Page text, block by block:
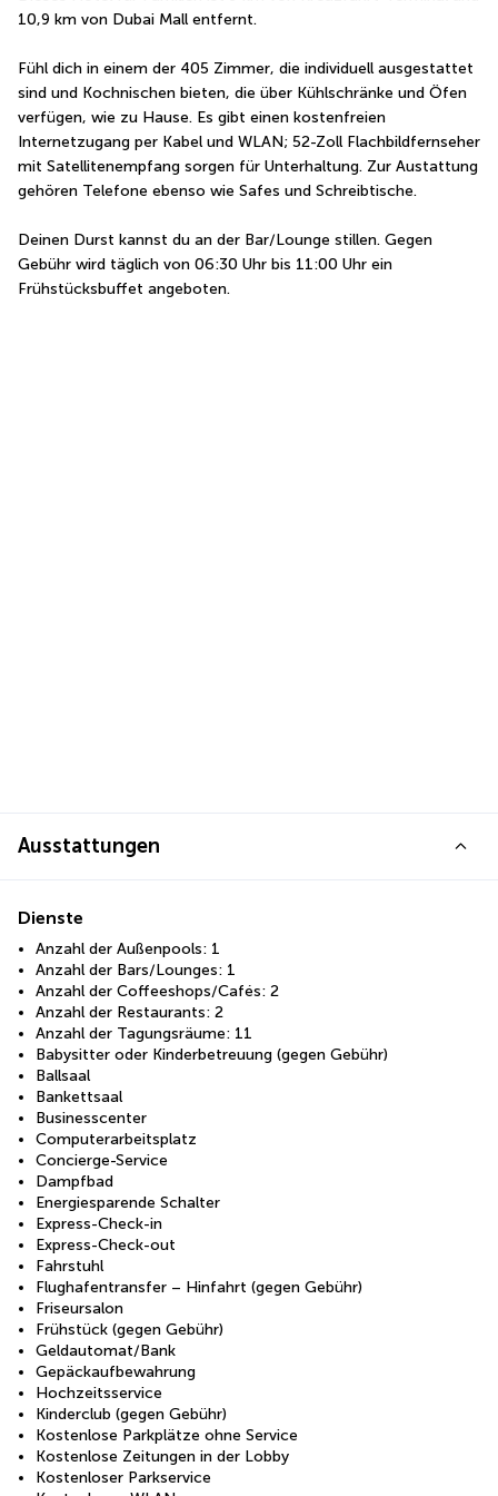
10,9 km von Dubai Mall entfernt.
Fühl dich in einem der 405 Zimmer, die individuell ausgestattet
sind und Kochnischen bieten, die über Kühlschränke und Öfen
verfügen, wie zu Hause. Es gibt einen kostenfreien
Internetzugang per Kabel und WLAN; 52-Zoll Flachbildfernseher
mit Satellitenempfang sorgen für Unterhaltung. Zur Austattung
gehören Telefone ebenso wie Safes und Schreibtische.
Deinen Durst kannst du an der Bar/Lounge stillen. Gegen
Gebühr wird täglich von 06:30 Uhr bis 11:00 Uhr ein
Frühstücksbuffet angeboten.
Ausstattungen
Dienste
Anzahl der Außenpools: 1
Anzahl der Bars/Lounges: 1
Anzahl der Coffeeshops/Cafés: 2
Anzahl der Restaurants: 2
Anzahl der Tagungsräume: 11
Babysitter oder Kinderbetreuung (gegen Gebühr)
Ballsaal
Bankettsaal
Businesscenter
Computerarbeitsplatz
Concierge-Service
Dampfbad
Energiesparende Schalter
Express-Check-in
Express-Check-out
Fahrstuhl
Flughafentransfer – Hinfahrt (gegen Gebühr)
Friseursalon
Frühstück (gegen Gebühr)
Geldautomat/Bank
Gepäckaufbewahrung
Hochzeitsservice
Kinderclub (gegen Gebühr)
Kostenlose Parkplätze ohne Service
Kostenlose Zeitungen in der Lobby
Kostenloser Parkservice